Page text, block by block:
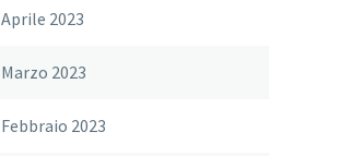
Aprile 2023
Marzo 2023
Febbraio 2023